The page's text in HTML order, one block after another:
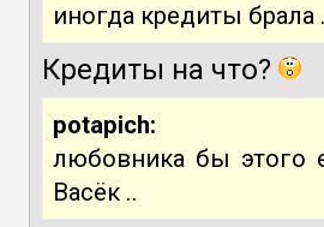
иногда кредиты брала
Кредиты на что?
potapich:
любовника бы
Васёк ..